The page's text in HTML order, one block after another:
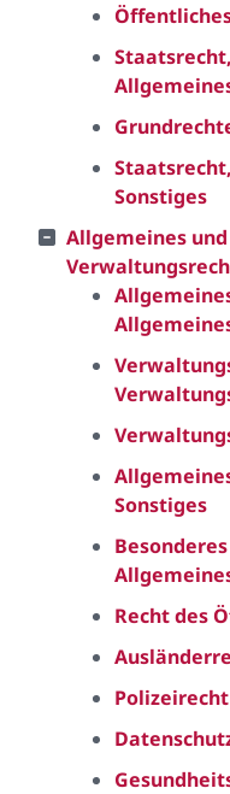
Sonstiges
Allgemeines
Sonstiges
Recht des